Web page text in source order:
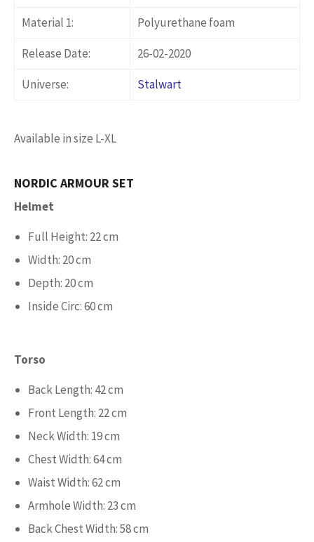
Material 1:
Polyurethane foam
Release Date:
26-02-2020
Universe:
Stalwart
Available in size L-XL
NORDIC ARMOUR SET
Helmet
Full Height: 22 cm
Width: 20 cm
Depth: 20 cm
Inside Circ: 60 cm
Torso
Back Length: 42 cm
Front Length: 22 cm
Neck Width: 19 cm
Chest Width: 64 cm
Waist Width: 62 cm
Armhole Width: 23 cm
Back Chest Width: 58 cm